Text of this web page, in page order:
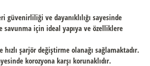
güvenirliliği ve dayanıklılığı sayesinde
savunma için ideal yapıya ve özelliklere
hızlı şarjör değiştirme olanağı sağlamaktadır.
korozyona karşı korunaklıdır.